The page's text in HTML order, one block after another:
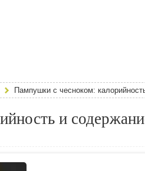
Пампушки с чесноком:
и